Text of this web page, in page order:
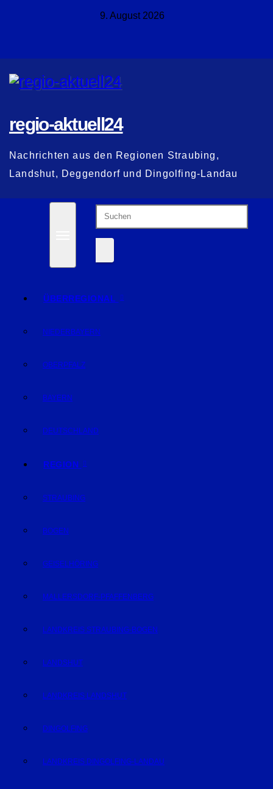
9. August 2026
regio-aktuell24
Nachrichten aus den Regionen Straubing,
Landshut, Deggendorf und Dingolfing-Landau
ÜBERREGIONAL
NIEDERBAYERN
OBERPFALZ
BAYERN
DEUTSCHLAND
REGION
STRAUBING
BOGEN
GEISELHÖRING
MALLERSDORF-PFAFFENBERG
LANDKREIS STRAUBING-BOGEN
LANDSHUT
LANDKREIS LANDSHUT
DINGOLFING
LANDKREIS DINGOLFING-LANDAU